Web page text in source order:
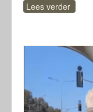
Lees verder